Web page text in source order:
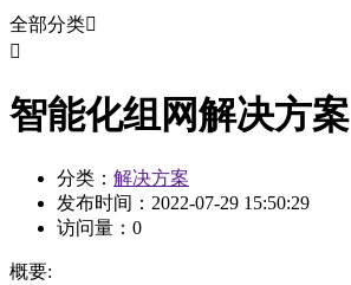
全部分类

智能化组网解决方案
分类： 解决方案
发布时间： 2022-07-29 15:50:29
访问量： 0
概要: